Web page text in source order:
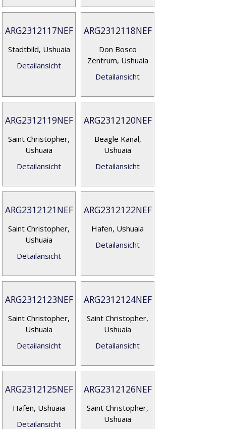
ARG2312117NEF
Stadtbild, Ushuaia
Detailansicht
ARG2312118NEF
Don Bosco
Zentrum, Ushuaia
Detailansicht
ARG2312119NEF
Saint Christopher,
Ushuaia
Detailansicht
ARG2312120NEF
Beagle Kanal,
Ushuaia
Detailansicht
ARG2312121NEF
Saint Christopher,
Ushuaia
Detailansicht
ARG2312122NEF
Hafen, Ushuaia
Detailansicht
ARG2312123NEF
Saint Christopher,
Ushuaia
Detailansicht
ARG2312124NEF
Saint Christopher,
Ushuaia
Detailansicht
ARG2312125NEF
Hafen, Ushuaia
Detailansicht
ARG2312126NEF
Saint Christopher,
Ushuaia